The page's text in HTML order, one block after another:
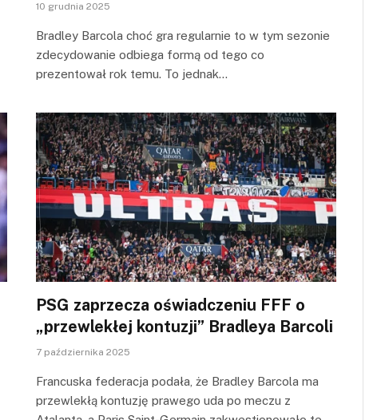
10 grudnia 2025
Bradley Barcola choć gra regularnie to w tym sezonie
zdecydowanie odbiega formą od tego co
prezentował rok temu. To jednak…
PSG zaprzecza oświadczeniu FFF o
„przewlekłej kontuzji” Bradleya Barcoli
7 października 2025
Francuska federacja podała, że Bradley Barcola ma
przewlekłą kontuzję prawego uda po meczu z